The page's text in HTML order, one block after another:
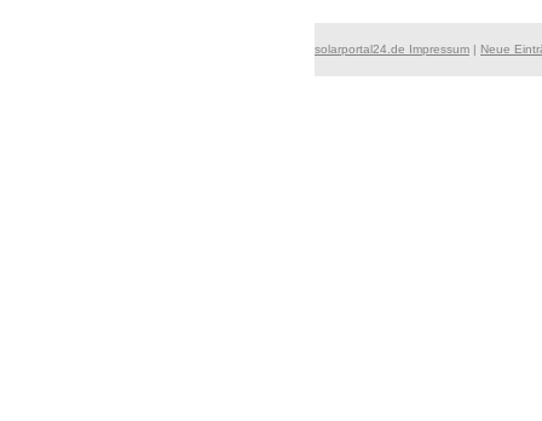
solarportal24.de Impressum | Neue